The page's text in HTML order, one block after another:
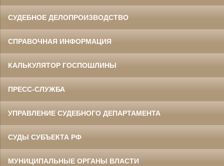
СУДЕБНОЕ ДЕЛОПРОИЗВОДСТВО
СПРАВОЧНАЯ ИНФОРМАЦИЯ
КАЛЬКУЛЯТОР ГОСПОШЛИНЫ
ПРЕСС-СЛУЖБА
УПРАВЛЕНИЕ СУДЕБНОГО ДЕПАРТАМЕНТА
СУДЫ СУБЪЕКТА РФ
МУНИЦИПАЛЬНЫЕ ОРГАНЫ ВЛАСТИ